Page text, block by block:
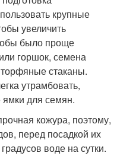
крупные
увеличить
было проще
горшок, семена
стаканы.
утрамбовать,
для семян.
кожура, поэтому,
перед посадкой их
воде на сутки.